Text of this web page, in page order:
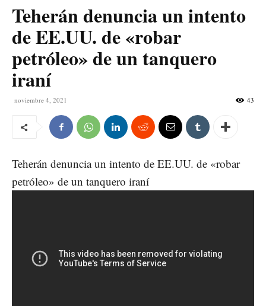
Teherán denuncia un intento
de EE.UU. de «robar
petróleo» de un tanquero
iraní
noviembre 4, 2021 43
Teherán denuncia un intento de EE.UU. de «robar
petróleo» de un tanquero iraní